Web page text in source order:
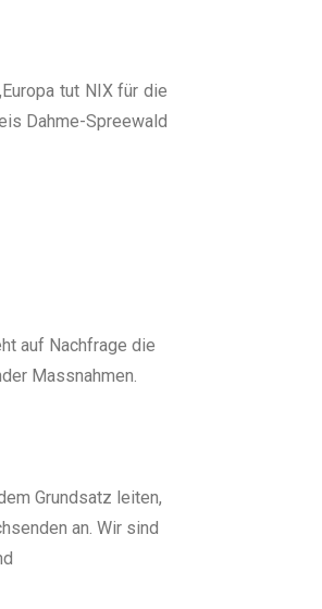
tut NIX für die
Dahme-Spreewald
auf Nachfrage die
Massnahmen.
Grundsatz leiten,
an. Wir sind